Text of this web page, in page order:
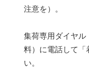
注意を）。
集荷専用ダイヤル
料）に電話して「
い。